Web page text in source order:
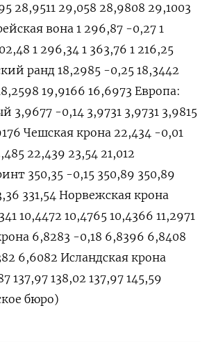
28,9511 29,058 28,9808 29,1003
вона 1 296,87 -0,27 1
1 296,34 1 363,76 1 216,25
ранд 18,2985 -0,25 18,3442
19,9166 16,6973 Европа:
3,9677 -0,14 3,9731 3,9731 3,9815
Чешская крона 22,434 -0,01
22,439 23,54 21,012
350,35 -0,15 350,89 350,89
331,54 Норвежская крона
10,4472 10,4765 10,4366 11,2971
6,8283 -0,18 6,8396 6,8408
6,6082 Исландская крона
137,97 138,02 137,97 145,59
бюро)